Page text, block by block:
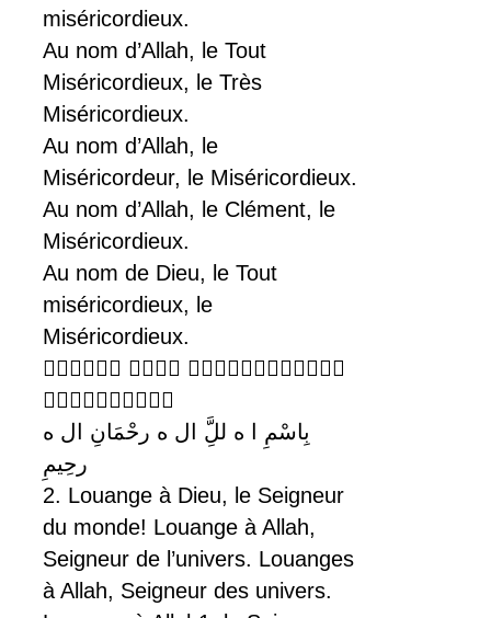
miséricordieux.
Au nom d’Allah, le Tout
Miséricordieux, le Très
Miséricordieux.
Au nom d’Allah, le
Miséricordeur, le Miséricordieux.
Au nom d’Allah, le Clément, le
Miséricordieux.
Au nom de Dieu, le Tout
miséricordieux, le
Miséricordieux.
  

بِاسْمِ ا ه للَِّ ال ه رحْمَانِ ال ه
رحِيمِ
2. Louange à Dieu, le Seigneur
du monde! Louange à Allah,
Seigneur de l’univers. Louanges
à Allah, Seigneur des univers.